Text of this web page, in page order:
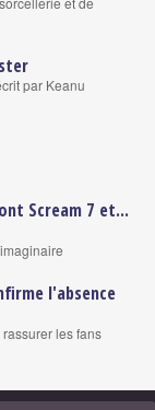
par Keanu
Scream 7 et...
l'absence
les fans